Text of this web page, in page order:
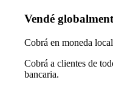
Vendé
Cobrá en moneda
Cobrá a clientes de
bancaria.